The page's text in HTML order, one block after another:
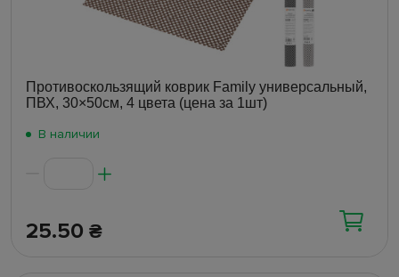
Противоскользящий коврик Family универсальный,
ПВХ, 30×50см, 4 цвета (цена за 1шт)
В наличии
25.50 ₴